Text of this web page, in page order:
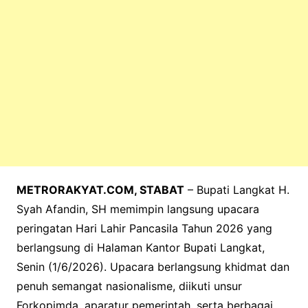
METRORAKYAT.COM, STABAT– Bupati Langkat H.
Syah Afandin, SH memimpin langsung upacara
peringatan Hari Lahir Pancasila Tahun 2026 yang
berlangsung di Halaman Kantor Bupati Langkat,
Senin (1/6/2026). Upacara berlangsung khidmat dan
penuh semangat nasionalisme, diikuti unsur
Forkopimda, aparatur pemerintah, serta berbagai